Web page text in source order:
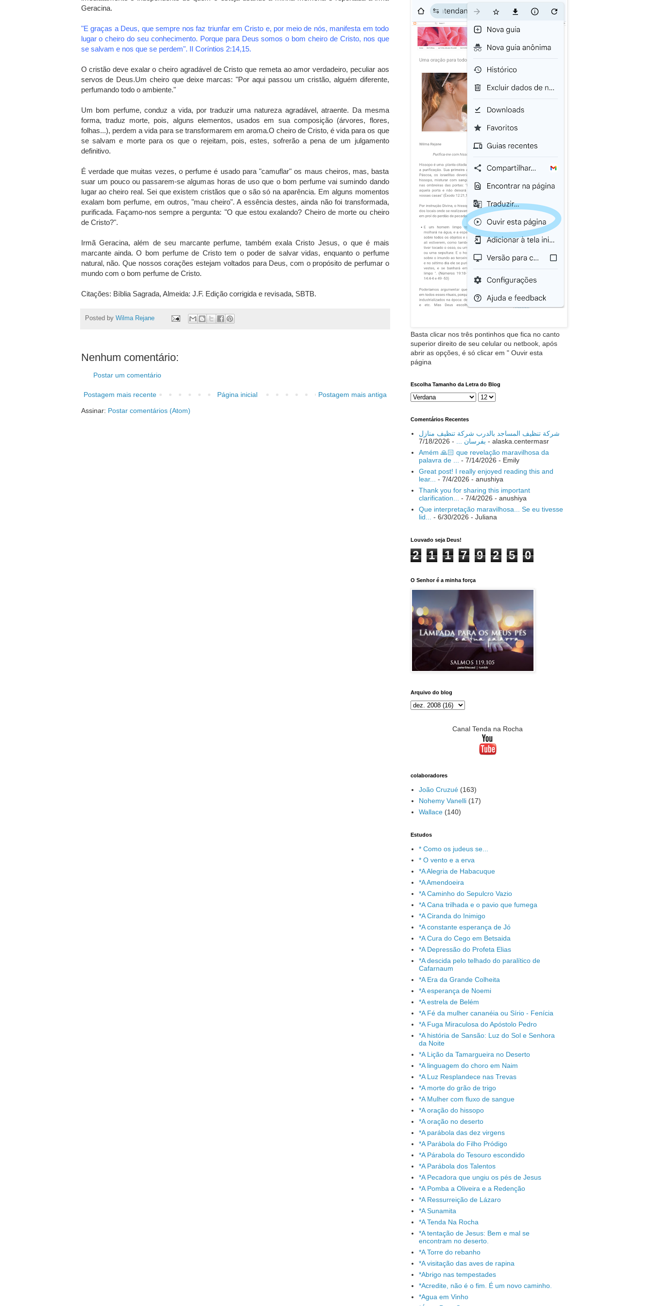
Geracina.
"E graças a Deus, que sempre nos faz triunfar em Cristo e, por meio de nós, manifesta em todo
lugar o cheiro do seu conhecimento. Porque para Deus somos o bom cheiro de Cristo, nos que
se salvam e nos que se perdem". II Coríntios 2:14,15.
O cristão deve exalar o cheiro agradável de Cristo que remeta ao amor verdadeiro, peculiar aos
servos de Deus.Um cheiro que deixe marcas: "Por aqui passou um cristão, alguém diferente,
perfumando todo o ambiente."
Um bom perfume, conduz a vida, por traduzir uma natureza agradável, atraente. Da mesma
forma, traduz morte, pois, alguns elementos, usados em sua composição (árvores, flores,
folhas...), perdem a vida para se transformarem em aroma.O cheiro de Cristo, é vida para os que
se salvam e morte para os que o rejeitam, pois, estes, sofrerão a pena de um julgamento
definitivo.
É verdade que muitas vezes, o perfume é usado para "camuflar" os maus cheiros, mas, basta
suar um pouco ou passarem-se algumas horas de uso que o bom perfume vai sumindo dando
lugar ao cheiro real. Sei que existem cristãos que o são só na aparência. Em alguns momentos
exalam bom perfume, em outros, "mau cheiro". A essência destes, ainda não foi transformada,
purificada. Façamo-nos sempre a pergunta: "O que estou exalando? Cheiro de morte ou cheiro
de Cristo?".
Irmã Geracina, além de seu marcante perfume, também exala Cristo Jesus, o que é mais
marcante ainda. O bom perfume de Cristo tem o poder de salvar vidas, enquanto o perfume
natural, não. Que nossos corações estejam voltados para Deus, com o propósito de perfumar o
mundo com o bom perfume de Cristo.
Citações: Bíblia Sagrada, Almeida: J.F. Edição corrigida e revisada, SBTB.
Posted by Wilma Rejane
Nenhum comentário:
Postar um comentário
Postagem mais recente Postagem mais antiga
Página inicial
Assinar: Postar comentários (Atom)
Basta clicar nos três pontinhos que fica no canto
superior direito de seu celular ou netbook, após
abrir as opções, é só clicar em " Ouvir esta
página
Escolha Tamanho da Letra do Blog
Comentários Recentes
شركة تنظيف المساجد بالدرب شركة تنظيف منازل
بفرسان ...
- 7/18/2026
- alaska.centermasr
Amém 🙏🏻 que revelação maravilhosa da
palavra de ...
- 7/14/2026 - Emily
Great post! I really enjoyed reading this and
lear...
- 7/4/2026 - anushiya
Thank you for sharing this important
clarification...
- 7/4/2026 - anushiya
Que interpretação maravilhosa... Se eu tivesse
lid...
- 6/30/2026 - Juliana
Louvado seja Deus!
2 1 1 7 9 2 5 0
O Senhor é a minha força
Arquivo do blog
Canal Tenda na Rocha
colaboradores
João Cruzué (163)
Nohemy Vanelli (17)
Wallace (140)
Estudos
* Como os judeus se...
* O vento e a erva
*A Alegria de Habacuque
*A Amendoeira
*A Caminho do Sepulcro Vazio
*A Cana trilhada e o pavio que fumega
*A Ciranda do Inimigo
*A constante esperança de Jó
*A Cura do Cego em Betsaida
*A Depressão do Profeta Elias
*A descida pelo telhado do paralítico de
Cafarnaum
*A Era da Grande Colheita
*A esperança de Noemi
*A estrela de Belém
*A Fé da mulher cananéia ou Sírio - Fenícia
*A Fuga Miraculosa do Apóstolo Pedro
*A história de Sansão: Luz do Sol e Senhora
da Noite
*A Lição da Tamargueira no Deserto
*A linguagem do choro em Naim
*A Luz Resplandece nas Trevas
*A morte do grão de trigo
*A Mulher com fluxo de sangue
*A oração do hissopo
*A oração no deserto
*A parábola das dez virgens
*A Parábola do Filho Pródigo
*A Párabola do Tesouro escondido
*A Parábola dos Talentos
*A Pecadora que ungiu os pés de Jesus
*A Pomba a Oliveira e a Redenção
*A Ressurreição de Lázaro
*A Sunamita
*A Tenda Na Rocha
*A tentação de Jesus: Bem e mal se
encontram no deserto.
*A Torre do rebanho
*A visitação das aves de rapina
*Abrigo nas tempestades
*Acredite, não é o fim. É um novo caminho.
*Agua em Vinho